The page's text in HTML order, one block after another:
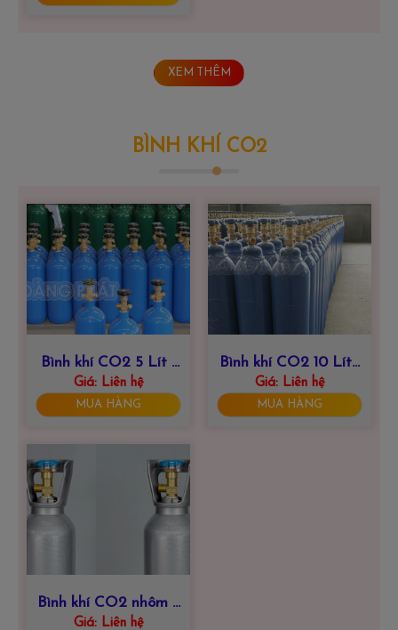
XEM THÊM
BÌNH KHÍ CO2
Bình khí CO2 5 Lít |
HOÀNG PHÁT 0915
847 999
Giá:Liên hệ
MUA HÀNG
Bình khí CO2 10 Lít |
HOÀNG PHÁT 0915
847 999
Giá:Liên hệ
MUA HÀNG
Bình khí CO2 nhôm 3
lít
Giá:Liên hệ